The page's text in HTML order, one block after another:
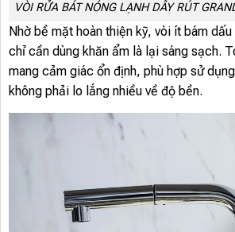
VÒI RỬA BÁT NÓNG LẠNH DÂY RÚT
Nhờ bề mặt hoàn thiện kỹ, vòi ít bám
chỉ cần dùng khăn ẩm là lại sáng sạch.
mang cảm giác ổn định, phù hợp sử
không phải lo lắng nhiều về độ bền.